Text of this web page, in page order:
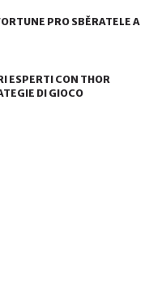
PRO SBĚRATELE A
ESPERTI CON THOR
DI GIOCO